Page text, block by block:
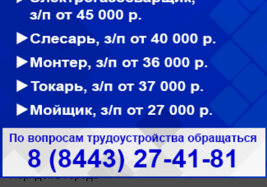
вчера в 16:35
Воронин устроил объезд Волжского и
потребовал навести порядок
Порядок в городе